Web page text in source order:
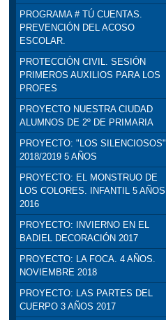
PROGRAMA # TÚ CUENTAS.
PREVENCIÓN DEL ACOSO
ESCOLAR.
PROTECCIÓN CIVIL. SESIÓN
PRIMEROS AUXILIOS PARA LOS
PROFES
PROYECTO NUESTRA CIUDAD
ALUMNOS DE 2º DE PRIMARIA
PROYECTO: "LOS SILENCIOSOS"
2018/2019 5 AÑOS
PROYECTO: EL MONSTRUO DE
LOS COLORES. INFANTIL 5 AÑOS
2016
PROYECTO: INVIERNO EN EL
BADIEL DECORACIÓN 2017
PROYECTO: LA FOCA. 4 AÑOS.
NOVIEMBRE 2018
PROYECTO: LAS PARTES DEL
CUERPO 3 AÑOS 2017